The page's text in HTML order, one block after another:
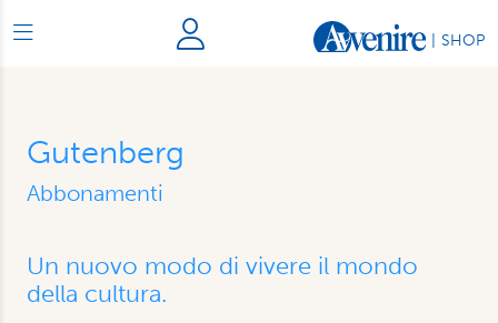
SHOP
Gutenberg
Abbonamenti
Un nuovo modo di vivere il mondo
della cultura.